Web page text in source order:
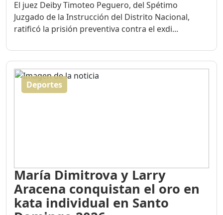
El juez Deiby Timoteo Peguero, del Spétimo
Juzgado de la Instrucción del Distrito Nacional,
ratificó la prisión preventiva contra el exdi...
Deportes
María Dimitrova y Larry
Aracena conquistan el oro en
kata individual en Santo